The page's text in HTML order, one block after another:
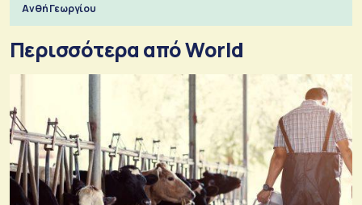
Ανθή Γεωργίου
Περισσότερα από World